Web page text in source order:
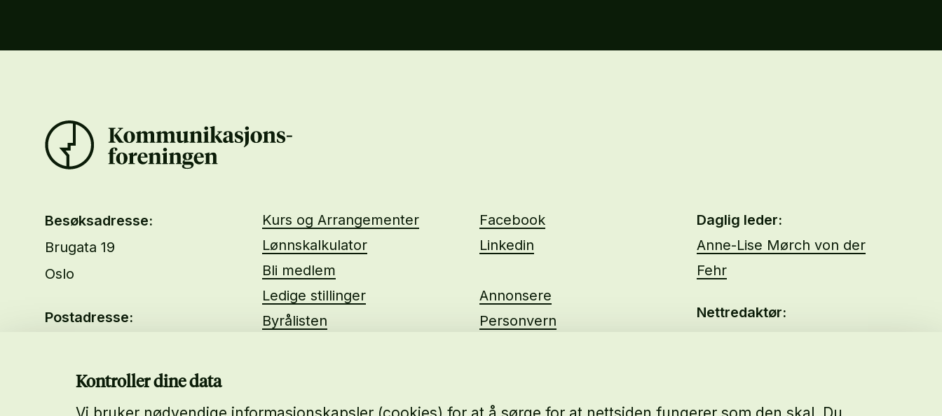
Kontroller dine data
Besøksadresse:
Brugata 19
Oslo
Postadresse:
0186 Oslo
Kurs og Arrangementer
Lønnskalkulator
Bli medlem
Ledige stillinger
Byrålisten
Facebook
Linkedin
Annonsere
Personvern
Daglig leder:
Anne-Lise Mørch von der
Fehr
Nettredaktør: